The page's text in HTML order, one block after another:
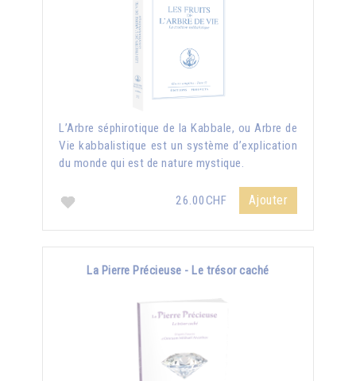
L’Arbre séphirotique de la Kabbale, ou Arbre de
Vie kabbalistique est un système d’explication
du monde qui est de nature mystique.
26.00CHF Ajouter
La Pierre Précieuse - Le trésor caché